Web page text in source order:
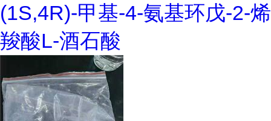
(1S,4R)-甲基-4-氨基环戊-2-烯
羧酸L-酒石酸